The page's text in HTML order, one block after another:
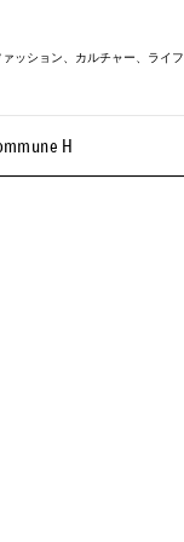
H
ァッション、カルチャー、ライ
#MONTHLY
#SNEAKER